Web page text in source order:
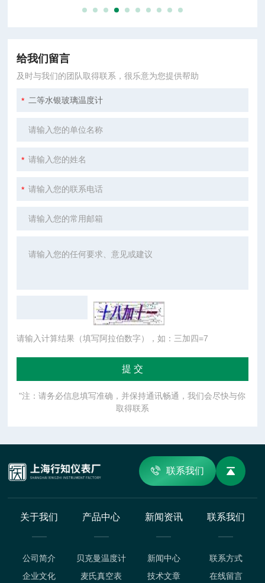
给我们留言
及时与我们的团队取得联系，很乐意为您提供帮助
请输入计算结果（填写阿拉伯数字），如：三加四=7
"注：请务必信息填写准确，并保持通讯畅通，我们会尽快与你
取得联系
联系我们
关于我们
公司简介
企业文化
产品中心
贝克曼温度计
麦氏真空表
新闻资讯
新闻中心
技术文章
联系我们
联系方式
在线留言